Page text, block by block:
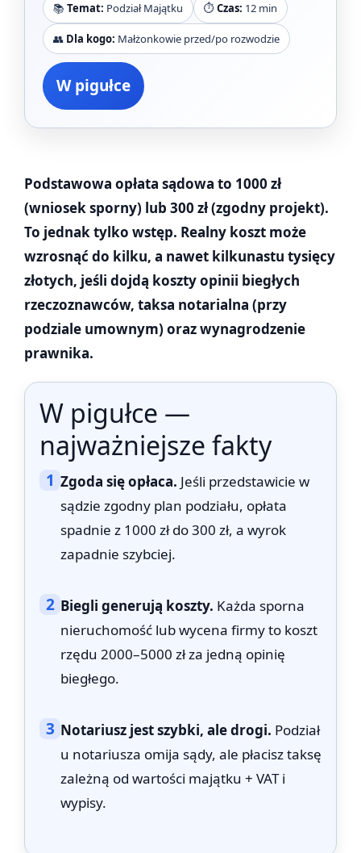
📚Temat: Podział Majątku ⏱️ Czas: 12 min
👥 Dla kogo: Małżonkowie przed/po rozwodzie
W pigułce
Podstawowa opłata sądowa to 1000 zł
(wniosek sporny) lub 300 zł (zgodny projekt).
To jednak tylko wstęp. Realny koszt może
wzrosnąć do kilku, a nawet kilkunastu tysięcy
złotych, jeśli dojdą koszty opinii biegłych
rzeczoznawców, taksa notarialna (przy
podziale umownym) oraz wynagrodzenie
prawnika.
W pigułce —
najważniejsze fakty
1 Zgoda się opłaca. Jeśli przedstawicie w
sądzie zgodny plan podziału, opłata
spadnie z 1000 zł do 300 zł, a wyrok
zapadnie szybciej.
2 Biegli generują koszty. Każda sporna
nieruchomość lub wycena firmy to koszt
rzędu 2000–5000 zł za jedną opinię
biegłego.
3 Notariusz jest szybki, ale drogi. Podział
u notariusza omija sądy, ale płacisz taksę
zależną od wartości majątku + VAT i
wypisy.